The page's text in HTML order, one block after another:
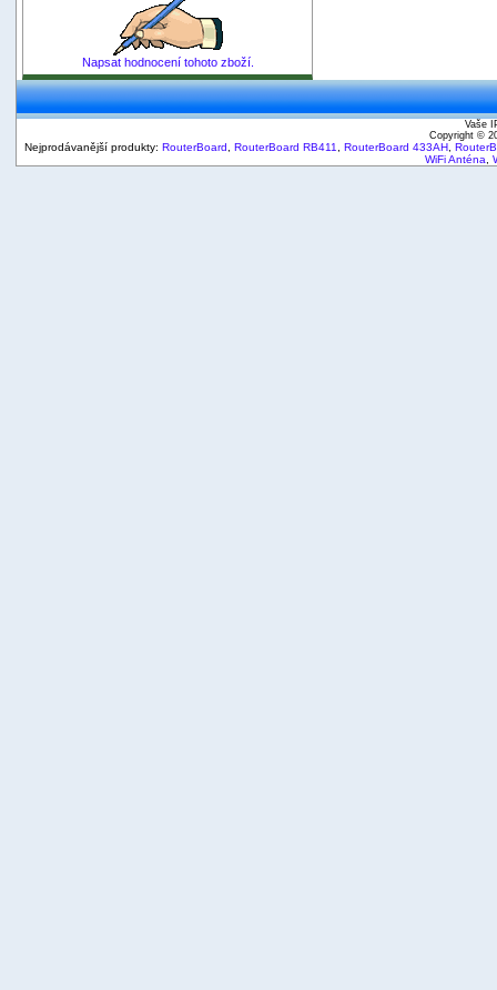
Napsat hodnocení tohoto zboží.
Vaše
Copyright ©
Nejprodávanější produkty: RouterBoard RouterBoard RB411 RouterBoard 433AH
WiFi Anténa